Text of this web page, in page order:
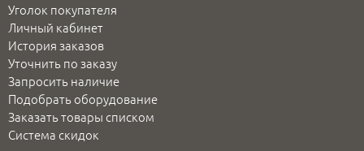
Уголок покупателя
Личный кабинет
История заказов
Уточнить по заказу
Запросить наличие
Подобрать оборудование
Заказать товары списком
Система скидок